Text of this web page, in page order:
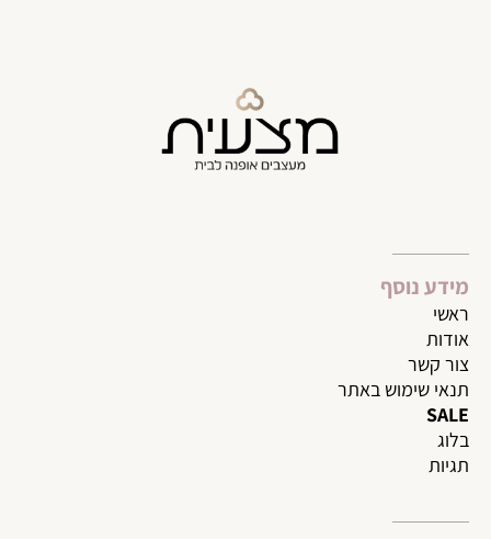
מידע נוסף
ראשי
אודות
צור קשר
תנאי שימוש באתר
SALE
בלוג
תגיות